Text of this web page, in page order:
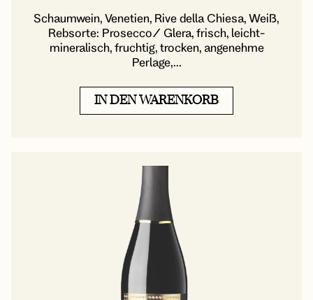
Schaumwein, Venetien, Rive della Chiesa, Weiß,
Rebsorte: Prosecco/ Glera, frisch, leicht-
mineralisch, fruchtig, trocken, angenehme
Perlage,...
IN DEN WARENKORB